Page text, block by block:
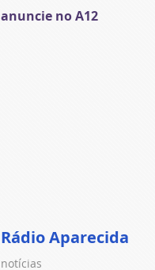
anuncie no A12
Rádio Aparecida
notícias